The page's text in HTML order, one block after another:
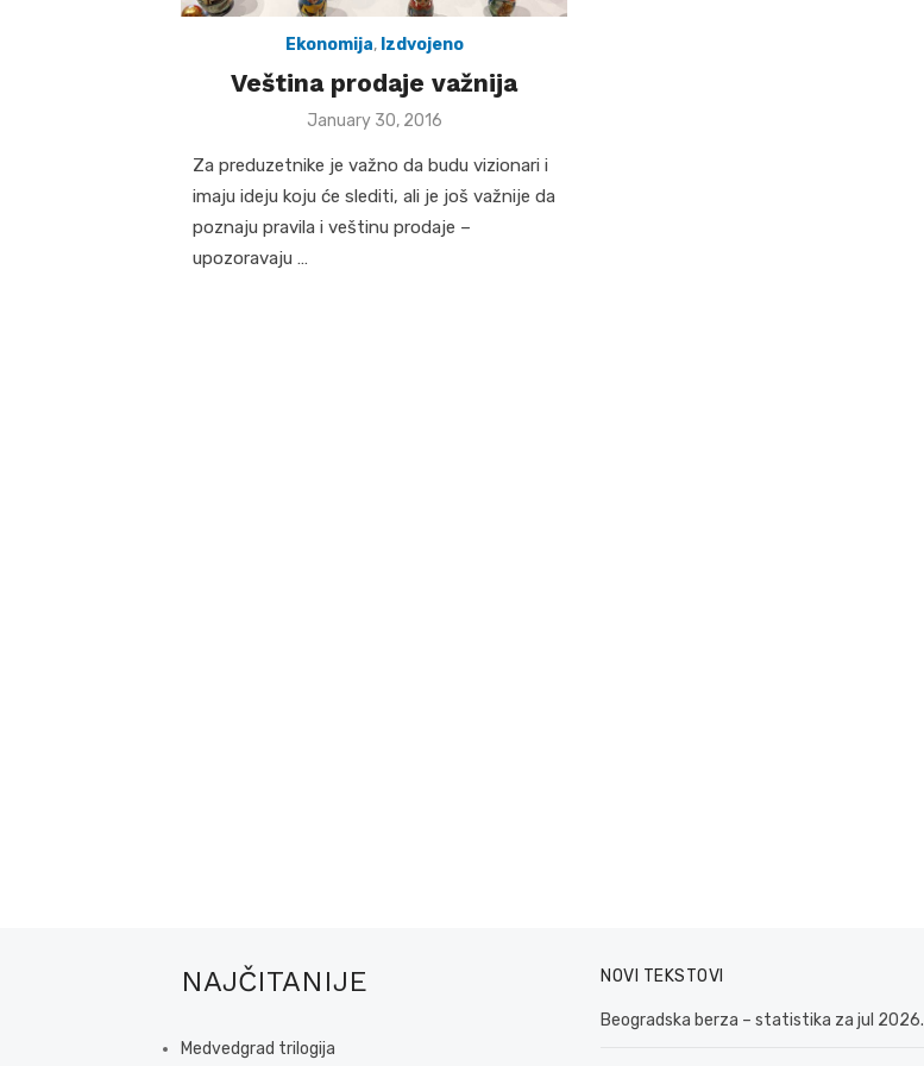
Ekonomija, Izdvojeno
Veština prodaje važnija
Posted
January 30, 2016
Za preduzetnike je važno da budu vizionari i
imaju ideju koju će slediti, ali je još važnije da
poznaju pravila i veštinu prodaje –
upozoravaju …
NAJČITANIJE
Medvedgrad trilogija
NOVI TEKSTOVI
Beogradska berza – statistika za jul 2026.